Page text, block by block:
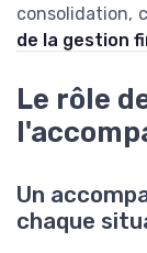
consolidation,
de la gestion
Le rôle
Un
chaque